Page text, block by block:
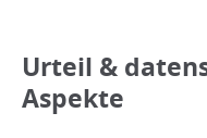
Urteil &
Aspekte